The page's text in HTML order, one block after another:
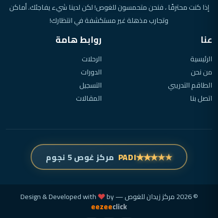
إذا كنت محترفًا ، فنحن متحمسون للغوص! لكن لدينا شيء يفاجئك. أماكن
وتجارب مذهلة غير مستكشفة في انتظارك!
عنا
الرئيسية
من نحن
الطاقم التدريبي
اتصل بنا
روابط هامة
الرحلات
الدورات
التسجيل
المقالات
★
★
★
★
★
PADI مركز غوص 5 نجوم
© 2026 مركز زيدان للغوص — Design & Developed with by
eezeeclick